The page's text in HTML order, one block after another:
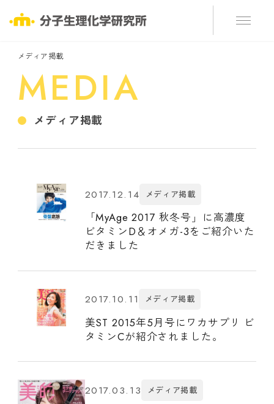
メディア掲載
MEDIA
メディア掲載
2017.12.14 メディア掲載
「MyAge 2017 秋冬号」に高濃度
ビタミンD＆オメガ-3をご紹介いた
だきました
2017.10.11 メディア掲載
美ST 2015年5月号にワカサプリ ビ
タミンCが紹介されました。
2017.03.13 メディア掲載